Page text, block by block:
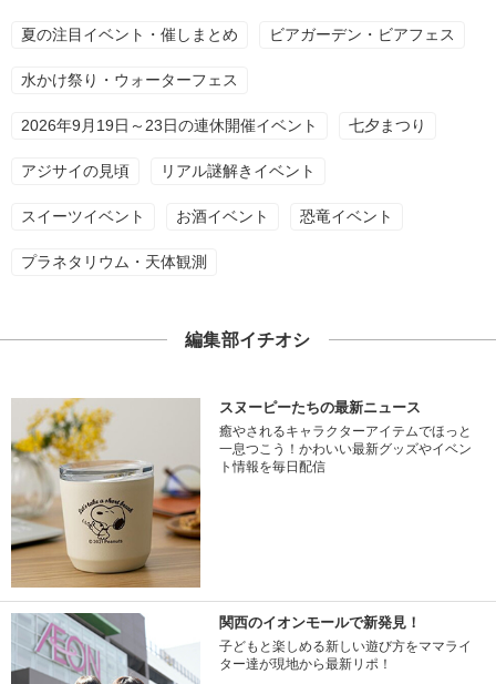
夏の注目イベント・催しまとめ ビアガーデン・ビアフェス
水かけ祭り・ウォーターフェス
2026年9月19日～23日の連休開催イベント 七夕まつり
アジサイの見頃 リアル謎解きイベント
スイーツイベント お酒イベント 恐竜イベント
プラネタリウム・天体観測
編集部イチオシ
スヌーピーたちの最新ニュース
癒やされるキャラクターアイテムでほっと
一息つこう！かわいい最新グッズやイベン
ト情報を毎日配信
関西のイオンモールで新発見！
子どもと楽しめる新しい遊び方をママライ
ター達が現地から最新リポ！